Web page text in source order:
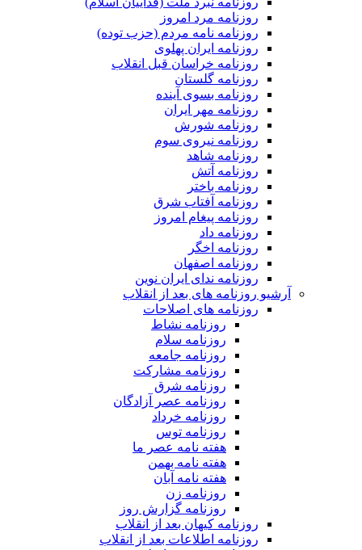
روزنامه مرد امروز
روزنامه نامه مردم (حزب توده)
روزنامه ایران پهلوی
روزنامه خراسان قبل انقلاب
روزنامه گلستان
روزنامه بسوی آینده
روزنامه مهر ایران
روزنامه شورش
روزنامه نیروی سوم
روزنامه شاهد
روزنامه آتش
روزنامه باختر
روزنامه آفتاب شرق
روزنامه پیغام امروز
روزنامه داد
روزنامه اخگر
روزنامه اصفهان
روزنامه ندای ایران نوین
آرشیو روزنامه های بعد از انقلاب
روزنامه های اصلاحات
روزنامه نشاط
روزنامه سلام
روزنامه جامعه
روزنامه مشارکت
روزنامه شرق
روزنامه عصر آزادگان
روزنامه خرداد
روزنامه توس
هفته نامه عصر ما
هفته نامه بهمن
هفته نامه آبان
روزنامه زن
روزنامه گزارش روز
روزنامه کیهان بعد از انقلاب
روزنامه اطلاعات بعد از انقلاب